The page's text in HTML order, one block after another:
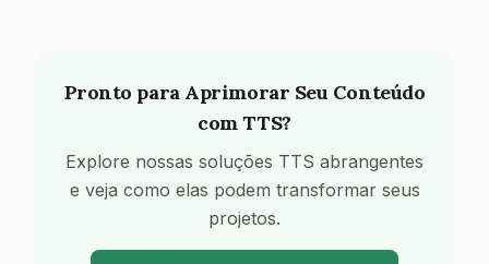
Pronto para Aprimorar Seu Conteúdo
com TTS?
Explore nossas soluções TTS abrangentes
e veja como elas podem transformar seus
projetos.